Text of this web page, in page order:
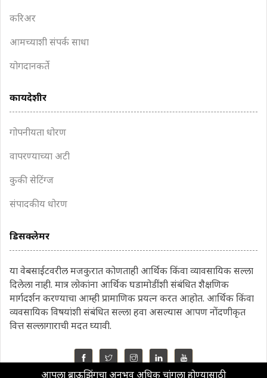
करिअर
आमच्याशी संपर्क साधा
योगदानकर्ते
कायदेशीर
गोपनीयता धोरण
वापरण्याच्या अटी
कुकी सेटिंग्ज
संपादकीय धोरण
डिसक्लेमर
या वेबसाईटवरील मजकुरात कोणताही आर्थिक किंवा व्यावसायिक सल्ला
दिलेला नाही. मात्र लोकांना आर्थिक घडामोडींशी संबंधित शैक्षणिक
मार्गदर्शन करण्याचा आम्ही प्रामाणिक प्रयत्न करत आहोत. आर्थिक किंवा
व्यवसायिक विषयांशी संबंधित सल्ला हवा असल्यास आपण नोंदणीकृत
वित्त सल्लागाराची मदत घ्यावी.